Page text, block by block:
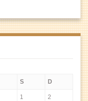
S D
1 2